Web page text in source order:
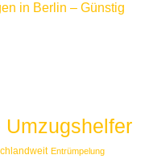
in Berlin – Günstig
Umzugshelfer
Entrümpelung